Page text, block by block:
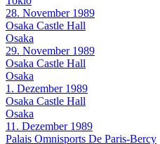
28. November 1989
Osaka Castle Hall
Osaka
29. November 1989
Osaka Castle Hall
Osaka
1. Dezember 1989
Osaka Castle Hall
Osaka
11. Dezember 1989
Palais Omnisports De Paris-Bercy